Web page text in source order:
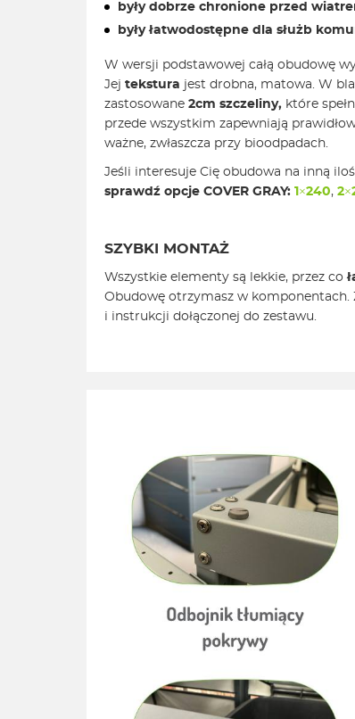
były dobrze chronione przed
były łatwodostępne dla służb
W wersji podstawowej całą obudowę
Jej tekstura jest drobna, matowa. W
zastosowane 2cm szczeliny, które
przede wszystkim zapewniają
ważne, zwłaszcza przy bioodpadach.
Jeśli interesuje Cię obudowa na inną
sprawdź opcje COVER GRAY: 1×240,
SZYBKI MONTAŻ
Wszystkie elementy są lekkie, przez co
Obudowę otrzymasz w komponentach.
i instrukcji dołączonej do zestawu.